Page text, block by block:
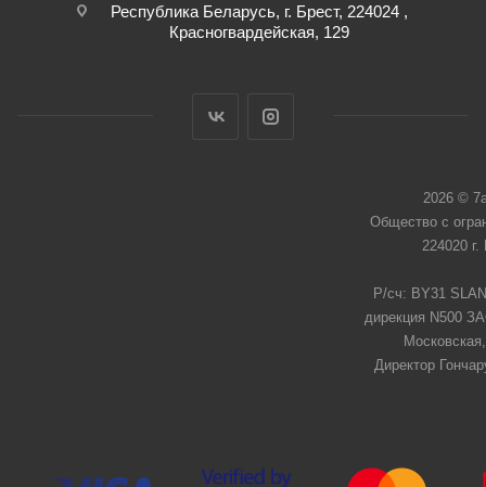
Республика Беларусь, г. Брест, 224024 ,
Красногвардейская, 129
2026 ©
Общество с
224020
Р/сч: BY31
дирекция N500
Директор